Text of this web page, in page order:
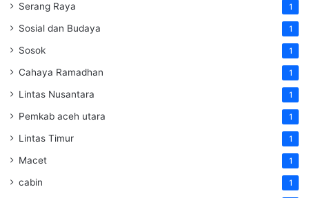
Serang Raya 1
Sosial dan Budaya 1
Sosok 1
Cahaya Ramadhan 1
Lintas Nusantara 1
Pemkab aceh utara 1
Lintas Timur 1
Macet 1
cabin 1